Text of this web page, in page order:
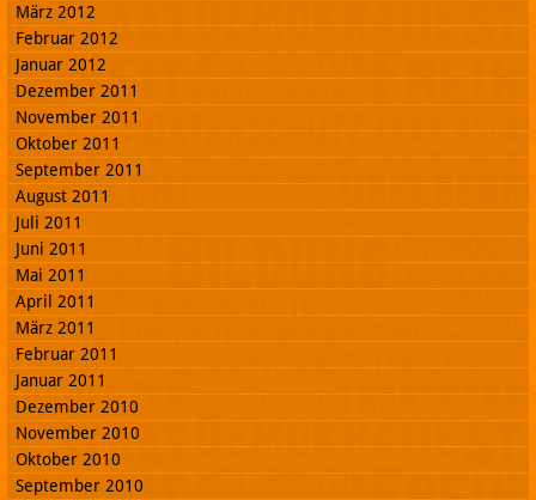
März 2012
Februar 2012
Januar 2012
Dezember 2011
November 2011
Oktober 2011
September 2011
August 2011
Juli 2011
Juni 2011
Mai 2011
April 2011
März 2011
Februar 2011
Januar 2011
Dezember 2010
November 2010
Oktober 2010
September 2010